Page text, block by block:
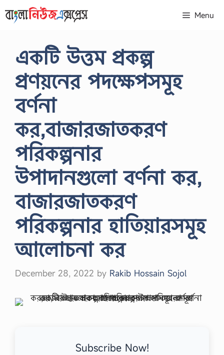
to
Menu
একটি উত্তম প্রকল্প
প্রণয়নের পদক্ষেপসমূহ
বর্ণনা
কর,বাজারজাতকরণ
পরিকল্পনার
উপাদানগুলো বর্ণনা কর,
বাজারজাতকরণ
পরিকল্পনার হাতিয়ারসমূহ
আলোচনা কর
December 28, 2022 by Rakib Hossain Sojol
Subscribe Now!